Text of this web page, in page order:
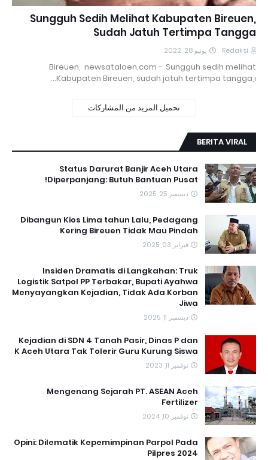
Sungguh Sedih Melihat Kabupaten Bireuen,
Sudah Jatuh Tertimpa Tangga
Redaksi يونيو 28, 2022
Bireuen, newsataloen.com - Sungguh sedih melihat
Kabupaten Bireuen, sudah jatuh tertimpa tangga,i…
تحميل المزيد من المشاركات
BERITA VIRAL
Status Darurat Banjir Aceh Utara
Diperpanjang: Butuh Bantuan Pusat!
ديسمبر 25, 2025
Dibangun Kios Lima tahun Lalu, Pedagang
Kering Bireuen Tidak Mau Pindah
فبراير 03, 2025
Insiden Dramatis di Langkahan: Truk
Logistik Satpol PP Terbakar, Bupati Ayahwa
Menyayangkan Kejadian, Tidak Ada Korban
Jiwa
ديسمبر 11, 2025
Kejadian di SDN 4 Tanah Pasir, Dinas P dan
K Aceh Utara Tak Tolerir Guru Kurung Siswa
نوفمبر 11, 2023
Mengenang Sejarah PT. ASEAN Aceh
Fertilizer
نوفمبر 10, 2024
Opini: Dilematik Kepemimpinan Parpol Pada
Pilpres 2024